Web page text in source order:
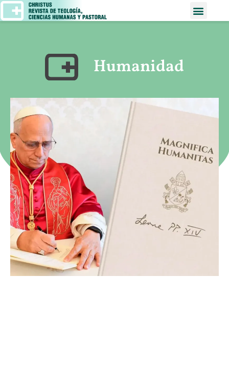
Humanidad